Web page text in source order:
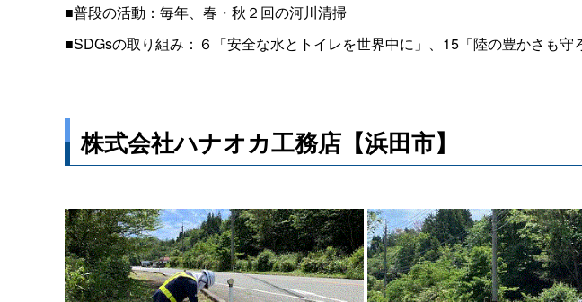
■普段の活動：毎年、春・秋２回の河川清掃
■SDGsの取り組み：６「安全な水とトイレを世界中に」、15「陸の豊かさも守
株式会社ハナオカ工務店【浜田市】